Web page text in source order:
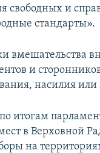
свободных и
стандарты».
вмешательства
и
насилия
итогам
в Верховной
на